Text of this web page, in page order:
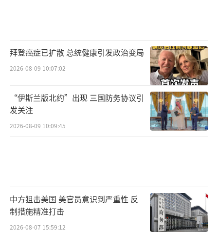
拜登癌症已扩散 总统健康引发政治变局
2026-08-09 10:07:02
“伊斯兰版北约”出现 三国防务协议引
发关注
2026-08-09 10:09:45
中方狙击美国 美官员意识到严重性 反
制措施精准打击
2026-08-07 15:59:12